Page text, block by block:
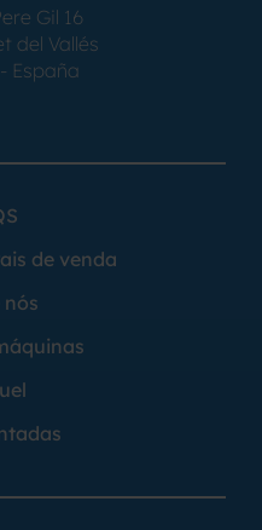
Gil 16
del Vallés
España
de venda
nós